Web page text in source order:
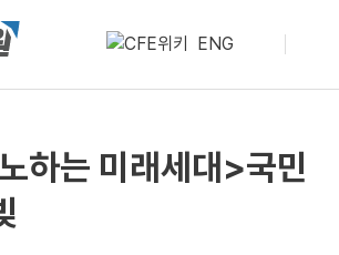
ENG
하는 미래세대>국민